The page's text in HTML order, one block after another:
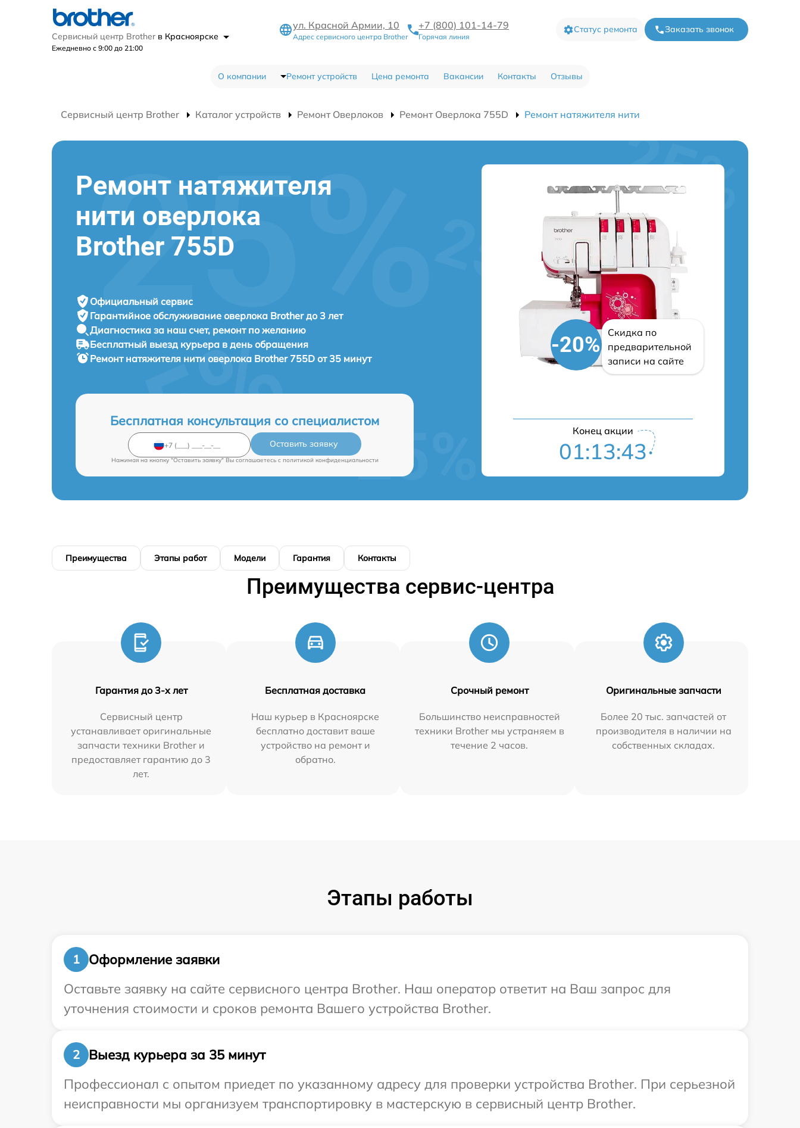
Сервисный центр Brother в Красноярске
Ежедневно с 9:00 до 21:00
ул. Красной Армии, 10
Адрес сервисного центра Brother
+7 (800) 101-14-79
Горячая линия
Статус ремонта Заказать звонок
О компании Ремонт устройств Цена ремонта Вакансии Контакты Отзывы
Сервисный центр Brother Каталог устройств Ремонт Оверлоков Ремонт Оверлока 755D Ремонт натяжителя нити
Ремонт натяжителя
нити оверлока
Brother 755D
Официальный сервис
Гарантийное обслуживание оверлока Brother до 3 лет
Диагностика за наш счет, ремонт по желанию
Бесплатный выезд курьера в день обращения
Ремонт натяжителя нити оверлока Brother 755D от 35 минут
Бесплатная консультация со специалистом
Оставить заявку
Нажимая на кнопку "Оставить заявку" Вы соглашаетесь c политикой конфиденциальности
-20%
Скидка по
предварительной
записи на сайте
Конец акции
01:13:42
Преимущества Этапы работ Модели Гарантия Контакты
Преимущества сервис-центра
Гарантия до 3-х лет
Сервисный центр
устанавливает оригинальные
запчасти техники Brother и
предоставляет гарантию до 3
лет.
Бесплатная доставка
Наш курьер в Красноярске
бесплатно доставит ваше
устройство на ремонт и
обратно.
Срочный ремонт
Большинство неисправностей
техники Brother мы устраняем в
течение 2 часов.
Оригинальные запчасти
Более 20 тыс. запчастей от
производителя в наличии на
собственных складах.
Этапы работы
1
Оформление заявки
Оставьте заявку на сайте сервисного центра Brother. Наш оператор ответит на Ваш запрос для
уточнения стоимости и сроков ремонта Вашего устройства Brother.
2
Выезд курьера за 35 минут
Профессионал с опытом приедет по указанному адресу для проверки устройства Brother. При серьезной
неисправности мы организуем транспортировку в мастерскую в сервисный центр Brother.